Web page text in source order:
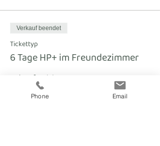
Verkauf beendet
Tickettyp
6 Tage HP+ im Freundezimmer
Mehr Infos
Phone Email